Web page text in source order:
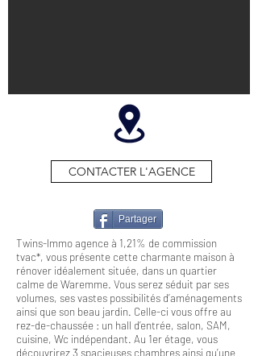
CONTACTER L'AGENCE
Partager
Twins-Immo agence à 1,21% de commission
tvac*, vous présente cette charmante maison à
rénover idéalement située, dans un quartier
calme de Waremme. Vous serez séduit par ses
volumes, ses vastes possibilités d’aménagements
ainsi que son beau jardin. Celle-ci vous offre au
rez-de-chaussée : un hall d’entrée, salon, SAM,
cuisine, Wc indépendant. Au 1er étage, vous
découvrirez 3 spacieuses chambres ainsi qu’une